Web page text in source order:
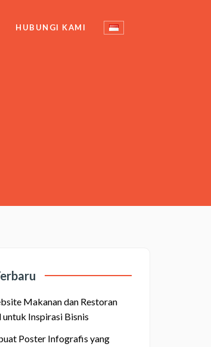
HUBUNGI KAMI
Makanan dan Restoran
Inspirasi Bisnis
Poster Infografis yang